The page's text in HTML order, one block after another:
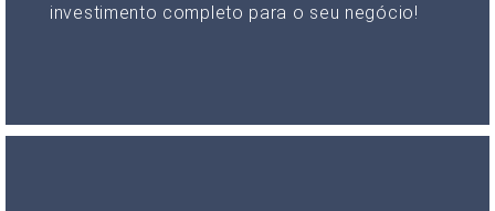
investimento completo para o seu negócio!